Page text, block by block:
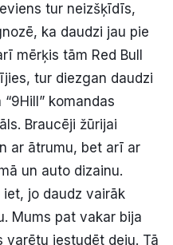
tur neizšķīdīs,
ka daudzi jau pie
mērķis tām Red Bull
tur diezgan daudzi
komandas
Braucēji žūrijai
ar ātrumu, bet arī ar
un auto dizainu.
jo daudz vairāk
Mums pat vakar bija
varētu iestudēt deju. Tā